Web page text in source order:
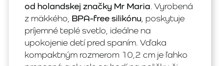
od holandskej značky Mr Maria. Vyrobená
z mäkkého, BPA-free silikónu , poskytuje
príjemné teplé svetlo, ideálne na
upokojenie detí pred spaním. Vďaka
kompaktným rozmerom 10,2 cm je ľahko